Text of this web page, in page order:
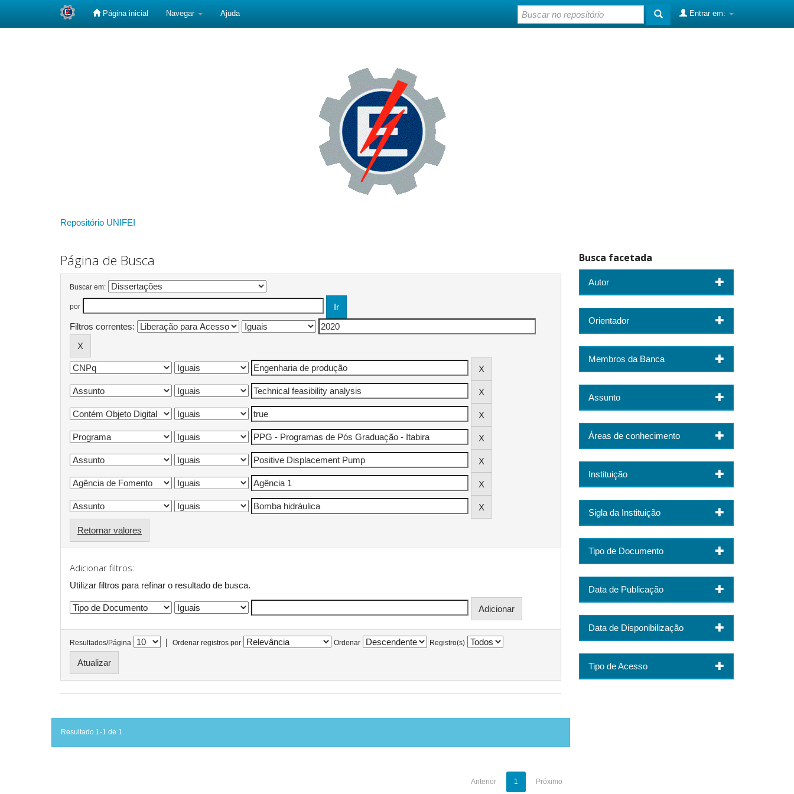
Página inicial Navegar Ajuda Entrar em:
Repositório UNIFEI
Página de Busca
Buscar em:
por
Filtros correntes:
Retornar valores
Adicionar filtros:
Utilizar filtros para refinar o resultado de busca.
Resultados/Página | Ordenar registros por Ordenar Registro(s)
Resultado 1-1 de 1.
Anterior 1 Próximo
Busca facetada
Autor
Orientador
Membros da Banca
Assunto
Áreas de conhecimento
Instituição
Sigla da Instituição
Tipo de Documento
Data de Publicação
Data de Disponibilização
Tipo de Acesso